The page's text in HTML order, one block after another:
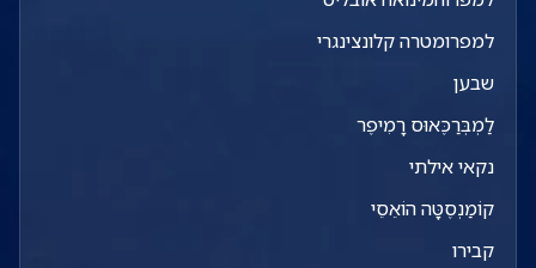
למפרומטרה קלונצינגרי
שבען
לַמְבְּרַכֶּאוּס רָמִיפֶר
נקאי אילתי
קוֹמַנְסֶטָּה הוֹאֵסֵי
קבירו